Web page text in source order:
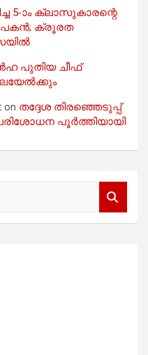
5-ാം ക്ലാസുകാരന്റെ
ക്രൂരത
പുതിയ ചീഫ്
on തദ്ദേശ തിരഞ്ഞെടുപ്പ്
പൂർത്തിയായി